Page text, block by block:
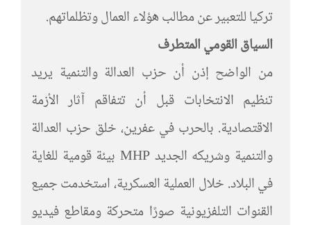
تركيا للتعبير عن مطالب هؤلاء العمال وتظلماتهم.
السياق القومي المتطرف
من الواضح إذن أن حزب العدالة والتنمية يريد
تنظيم الانتخابات قبل أن تتفاقم آثار الأزمة
الاقتصادية. بالحرب في عفرين، خلق حزب العدالة
والتنمية وشريكه الجديد MHP بيئة قومية للغاية
في البلاد. خلال العملية العسكرية، استخدمت جميع
القنوات التلفزيونية صورًا متحركة ومقاطع فيديو